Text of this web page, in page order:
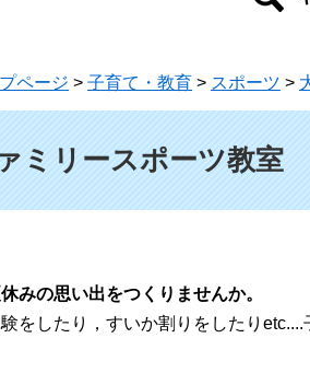
ページ > 子育て・教育 > スポーツ >
ミリースポーツ教室
みの思い出をつくりませんか。
をしたり，すいか割りをしたり